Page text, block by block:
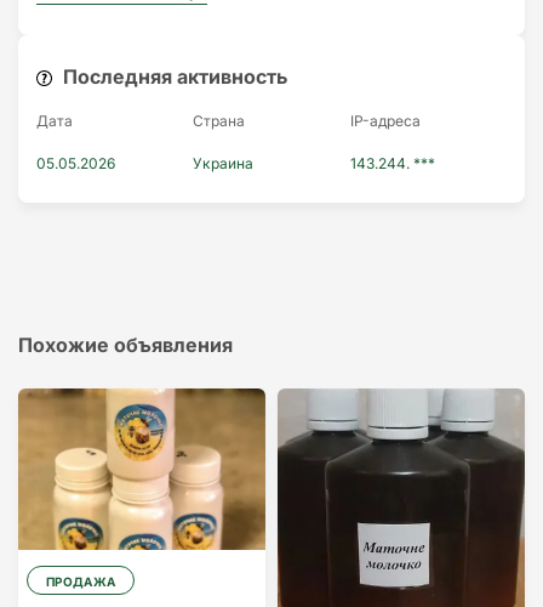
Последняя активность
Дата Страна IP-адресa
05.05.2026 Украина 143.244. ***
Похожие объявления
ПРОДАЖА